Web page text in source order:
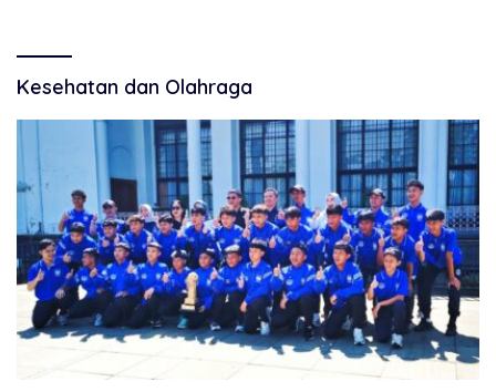
Kesehatan dan Olahraga